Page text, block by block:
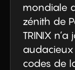
mondiale
zénith de
TRINIX
audacieux
codes de